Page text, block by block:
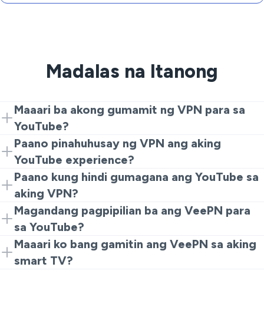
Madalas na Itanong
Maaari ba akong gumamit ng VPN para sa
YouTube?
Oo, pinapayagan ka ng VeePN na kumonekta sa
anumang supported na rehiyon at ma-access ang
YouTube nang walang restriction.
Paano pinahuhusay ng VPN ang aking
YouTube experience?
Pinoprotektahan ng VPN ang iyong koneksyon at
tumutulong sa iyo na iwasan ang ISP throttling, na
tinitiyak ang smooth na streaming.
Paano kung hindi gumagana ang YouTube sa
aking VPN?
Maaari mong subukang kumonekta sa ibang server, i-
clear ang browser cookies, o lumipat ng VPN protocol.
Magandang pagpipilian ba ang VeePN para
sa YouTube?
Oo naman! Sa mataas na bilis ng server at focus sa
privacy, perpekto ang VeePN para sa mga YouTube
Maaari ko bang gamitin ang VeePN sa aking
smart TV?